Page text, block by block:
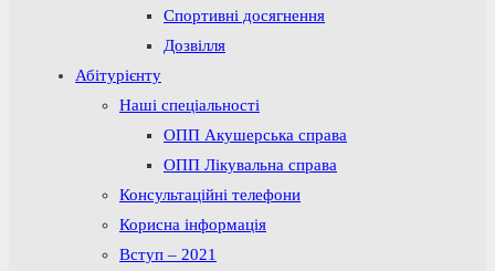
Спортивні досягнення
Дозвілля
Абітурієнту
Наші спеціальності
ОПП Акушерська справа
ОПП Лікувальна справа
Консультаційні телефони
Корисна інформація
Вступ – 2021